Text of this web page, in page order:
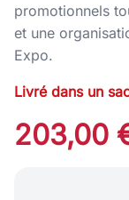
promotionnels
et une
Expo.
Livré dans un
203,00